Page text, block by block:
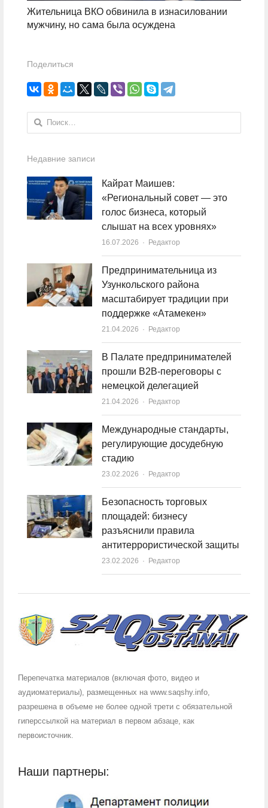
Жительница ВКО обвинила в изнасиловании
мужчину, но сама была осуждена
Поделиться
Найти:
Недавние записи
Кайрат Маишев:
«Региональный совет — это
голос бизнеса, который
слышат на всех уровнях»
16.07.2026 Author
Редактор
Предпринимательница из
Узункольского района
масштабирует традиции при
поддержке «Атамекен»
21.04.2026 Author
Редактор
В Палате предпринимателей
прошли B2B-переговоры с
немецкой делегацией
21.04.2026 Author
Редактор
Международные стандарты,
регулирующие досудебную
стадию
23.02.2026 Author
Редактор
Безопасность торговых
площадей: бизнесу
разъяснили правила
антитеррористической защиты
23.02.2026 Author
Редактор
Перепечатка материалов (включая фото, видео и
аудиоматериалы), размещенных на www.saqshy.info,
разрешена в объеме не более одной трети с обязательной
гиперссылкой на материал в первом абзаце, как
первоисточник.
Наши партнеры: